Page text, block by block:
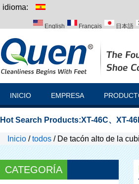
idioma:
English Français 日本語
INICIO EMPRESA
Hot Search Products:XT-46C、 XT-
Inicio /todos / De tacón alto de la
CATEGORÍA